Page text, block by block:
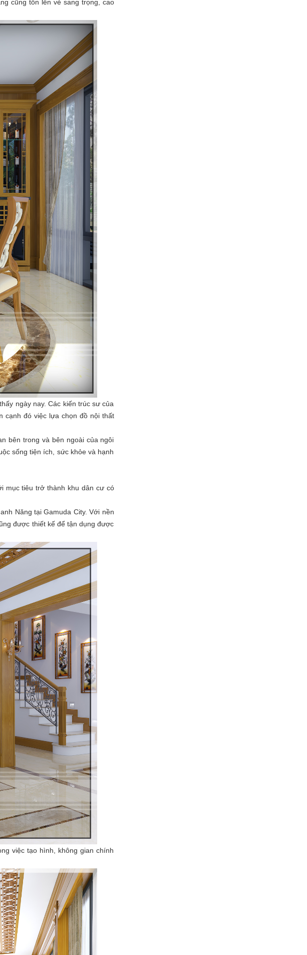
cũng tôn lên vẻ sang trọng, cao
ngày nay. Các kiến trúc sư của
cạnh đó việc lựa chọn đồ nội thất
bên trong và bên ngoài của ngôi
sống tiện ích, sức khỏe và hạnh
mục tiêu trở thành khu dân cư có
Năng tại Gamuda City. Với nền
được thiết kế để tận dụng được
việc tạo hình, không gian chính